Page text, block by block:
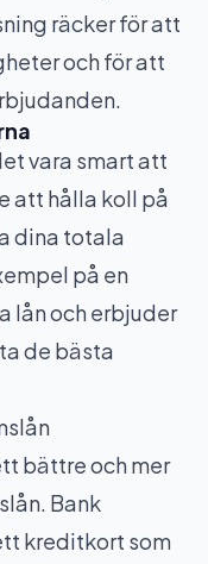
räcker för att
och för att
vara smart att
att hålla koll på
dina totala
på en
lån och erbjuder
de bästa
bättre och mer
Bank
kreditkort som